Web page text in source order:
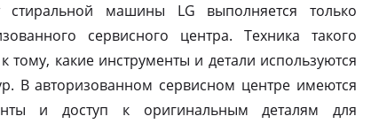
стиральной машины LG выполняется только
сервисного центра. Техника такого
тому, какие инструменты и детали используются
В авторизованном сервисном центре имеются
и доступ к оригинальным деталям для